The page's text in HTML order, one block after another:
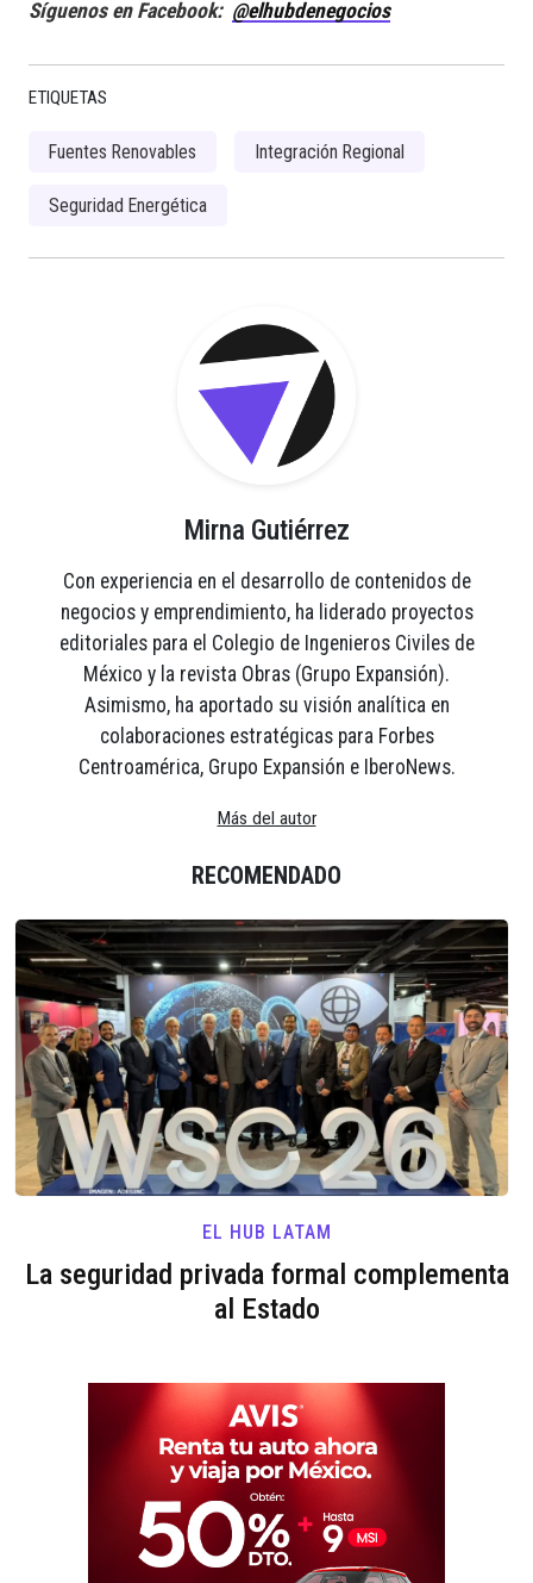
Síguenos en Facebook: @elhubdenegocios
ETIQUETAS
Fuentes Renovables Integración Regional
Seguridad Energética
Mirna Gutiérrez
Con experiencia en el desarrollo de contenidos de
negocios y emprendimiento, ha liderado proyectos
editoriales para el Colegio de Ingenieros Civiles de
México y la revista Obras (Grupo Expansión).
Asimismo, ha aportado su visión analítica en
colaboraciones estratégicas para Forbes
Centroamérica, Grupo Expansión e IberoNews.
Más del autor
RECOMENDADO
EL HUB LATAM
La seguridad privada formal complementa
al Estado